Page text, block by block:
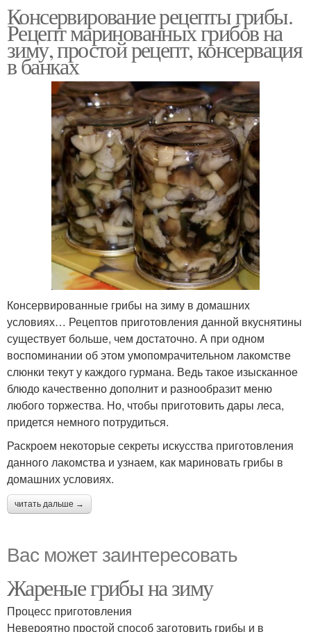
Консервирование рецепты грибы.
Рецепт маринованных грибов на
зиму, простой рецепт, консервация
в банках
Консервированные грибы на зиму в домашних
условиях… Рецептов приготовления данной вкуснятины
существует больше, чем достаточно. А при одном
воспоминании об этом умопомрачительном лакомстве
слюнки текут у каждого гурмана. Ведь такое изысканное
блюдо качественно дополнит и разнообразит меню
любого торжества. Но, чтобы приготовить дары леса,
придется немного потрудиться.
Раскроем некоторые секреты искусства приготовления
данного лакомства и узнаем, как мариновать грибы в
домашних условиях.
читать дальше →
Вас может заинтересовать
Жареные грибы на зиму
Процесс приготовления
Невероятно простой способ заготовить грибы и в